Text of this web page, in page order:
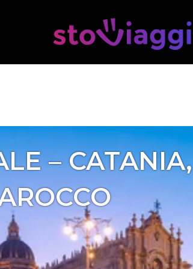
– CATANIA,